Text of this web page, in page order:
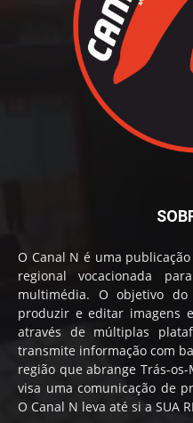
O Canal N é uma
regional vocacionada
multimédia. O objetivo
produzir e editar imagens
através de múltiplas
transmite informação com
região que abrange Trás-
visa uma comunicação de
O Canal N leva até si a SUA